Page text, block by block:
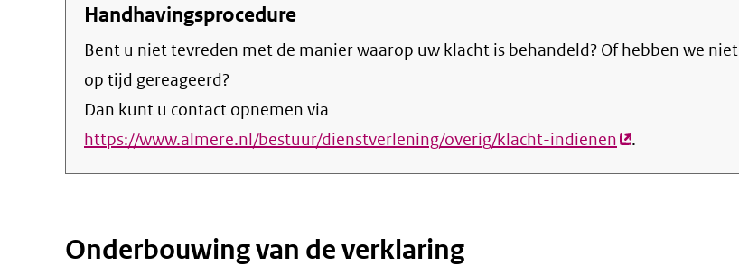
Handhavingsprocedure
Bent u niet tevreden met de manier waarop uw klacht is behandeld? Of hebben we niet
op tijd gereageerd?
Dan kunt u contact opnemen via
https://www.almere.nl/bestuur/dienstverlening/overig/klacht-indienen(externe
link)
.
Onderbouwing van de verklaring